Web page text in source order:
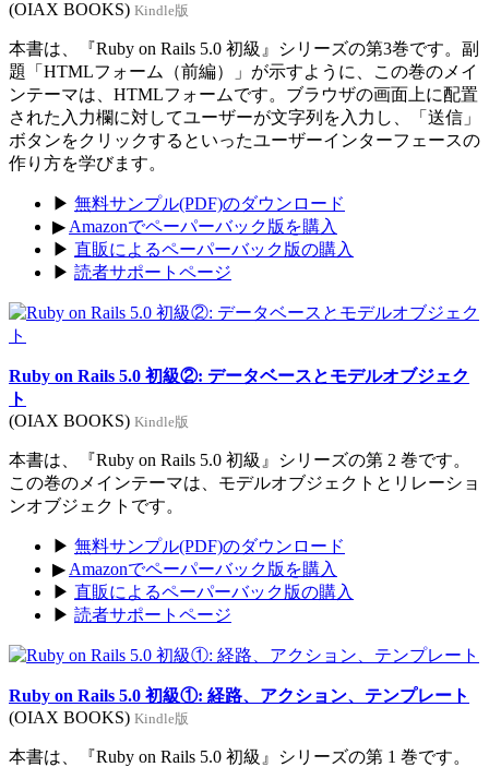
(OIAX BOOKS) Kindle版
本書は、『Ruby on Rails 5.0 初級』シリーズの第3巻です。副
題「HTMLフォーム（前編）」が示すように、この巻のメイ
ンテーマは、HTMLフォームです。ブラウザの画面上に配置
された入力欄に対してユーザーが文字列を入力し、「送信」
ボタンをクリックするといったユーザーインターフェースの
作り方を学びます。
▶ 無料サンプル(PDF)のダウンロード
▶ Amazonでペーパーバック版を購入
▶ 直販によるペーパーバック版の購入
▶ 読者サポートページ
Ruby on Rails 5.0 初級②: データベースとモデルオブジェク
ト
(OIAX BOOKS) Kindle版
本書は、『Ruby on Rails 5.0 初級』シリーズの第 2 巻です。
この巻のメインテーマは、モデルオブジェクトとリレーショ
ンオブジェクトです。
▶ 無料サンプル(PDF)のダウンロード
▶ Amazonでペーパーバック版を購入
▶ 直販によるペーパーバック版の購入
▶ 読者サポートページ
Ruby on Rails 5.0 初級①: 経路、アクション、テンプレート
(OIAX BOOKS) Kindle版
本書は、『Ruby on Rails 5.0 初級』シリーズの第 1 巻です。